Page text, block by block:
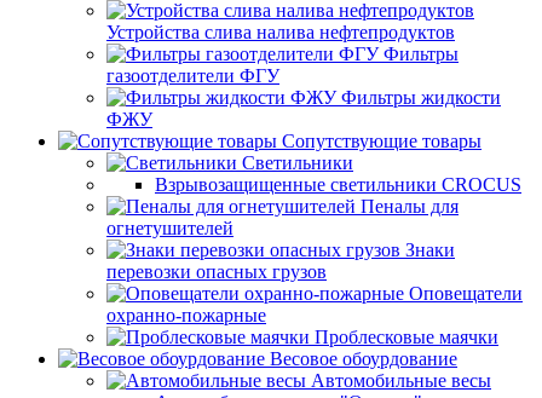
Устройства слива налива нефтепродуктов
Фильтры
газоотделители ФГУ
Фильтры жидкости
ФЖУ
Сопутствующие товары
Светильники
Взрывозащищенные светильники CROCUS
Пеналы для
огнетушителей
Знаки
перевозки опасных грузов
Оповещатели
охранно-пожарные
Проблесковые маячки
Весовое обоурдование
Автомобильные весы